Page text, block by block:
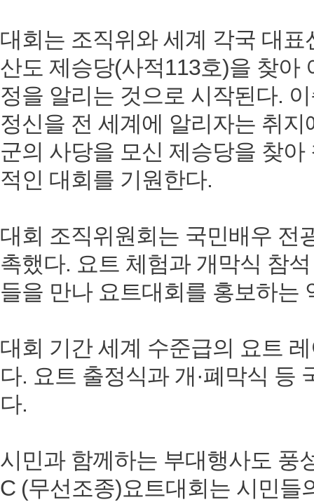
대회는 조직위와 세계 각국 대
산도 제승당(사적113호)을 찾아
정을 알리는 것으로 시작된다.
정신을 전 세계에 알리자는 취
군의 사당을 모신 제승당을 찾
적인 대회를 기원한다.
대회 조직위원회는 국민배우 전
촉했다. 요트 체험과 개막식 참
들을 만나 요트대회를 홍보하는
대회 기간 세계 수준급의 요트
다. 요트 출정식과 개·폐막식 등
다.
시민과 함께하는 부대행사도 풍
C (무선조종)요트대회는 시민들